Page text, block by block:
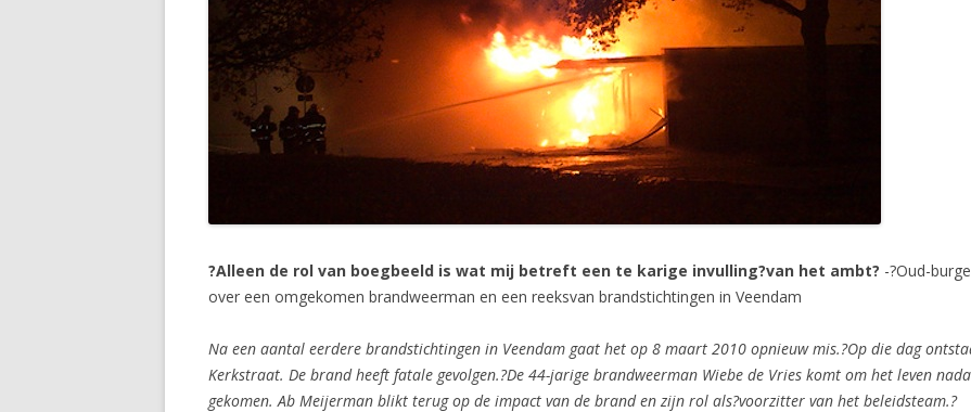
?Alleen de rol van boegbeeld is wat mij betreft een te karige invulling?van het ambt? -?Oud-
over een omgekomen brandweerman en een reeksvan brandstichtingen in Veendam
Na een aantal eerdere brandstichtingen in Veendam gaat het op 8 maart 2010 opnieuw mis.?Op die dag
Kerkstraat. De brand heeft fatale gevolgen.?De 44-jarige brandweerman Wiebe de Vries komt om het leven
gekomen. Ab Meijerman blikt terug op de impact van de brand en zijn rol als?voorzitter van het beleidsteam.?